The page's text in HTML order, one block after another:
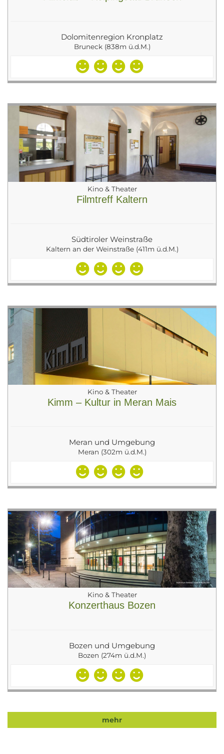
Dolomitenregion Kronplatz
Bruneck (838m ü.d.M.)
Kino & Theater
Filmtreff Kaltern
Südtiroler Weinstraße
Kaltern an der Weinstraße (411m ü.d.M.)
Kino & Theater
Kimm – Kultur in Meran Mais
Meran und Umgebung
Meran (302m ü.d.M.)
Kino & Theater
Konzerthaus Bozen
Bozen und Umgebung
Bozen (274m ü.d.M.)
mehr